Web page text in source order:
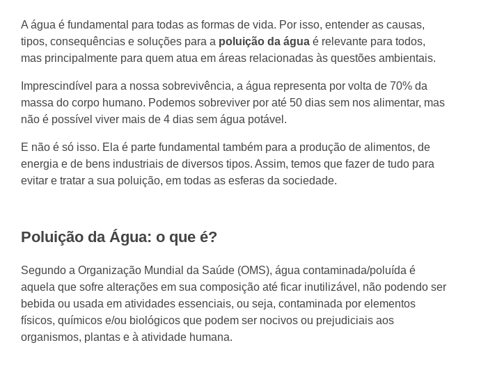
A água é fundamental para todas as formas de vida. Por isso, entender as causas,
tipos, consequências e soluções para a poluição da água é relevante para todos,
mas principalmente para quem atua em áreas relacionadas às questões ambientais.
Imprescindível para a nossa sobrevivência, a água representa por volta de 70% da
massa do corpo humano. Podemos sobreviver por até 50 dias sem nos alimentar, mas
não é possível viver mais de 4 dias sem água potável.
E não é só isso. Ela é parte fundamental também para a produção de alimentos, de
energia e de bens industriais de diversos tipos. Assim, temos que fazer de tudo para
evitar e tratar a sua poluição, em todas as esferas da sociedade.
Poluição da Água: o que é?
Segundo a Organização Mundial da Saúde (OMS), água contaminada/poluída é
aquela que sofre alterações em sua composição até ficar inutilizável, não podendo ser
bebida ou usada em atividades essenciais, ou seja, contaminada por elementos
físicos, químicos e/ou biológicos que podem ser nocivos ou prejudiciais aos
organismos, plantas e à atividade humana.